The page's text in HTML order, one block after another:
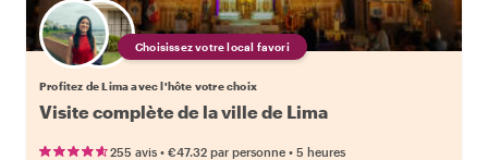
Choisissez votre local favori
Profitez de Lima avec l'hôte votre choix
Visite complète de la ville de Lima
255 avis • €47.32 par personne • 5 heures